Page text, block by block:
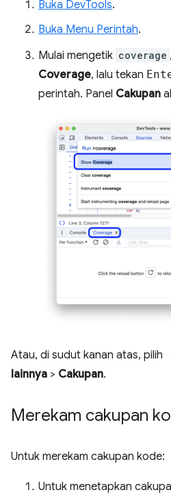
Buka DevTools.
Buka Menu Perintah.
Mulai mengetik coverage
Coverage, lalu tekan
perintah. Panel Cakupan
Atau, di sudut kanan atas, pilih
lainnya > Cakupan.
Merekam cakupan
Untuk merekam cakupan kode:
Untuk menetapkan